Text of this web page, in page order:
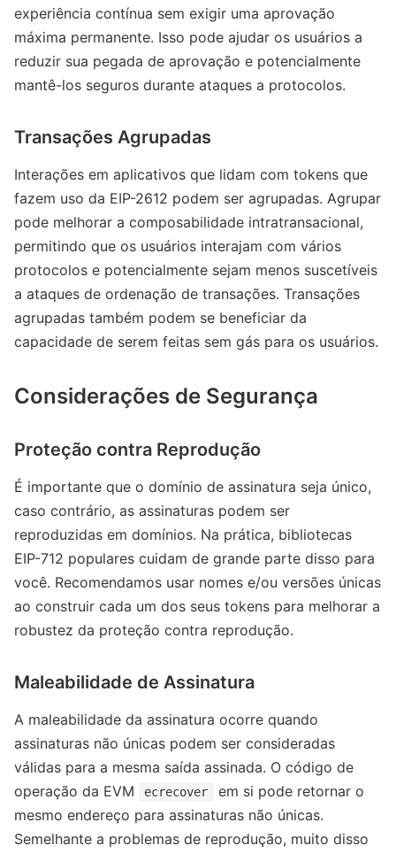
experiência contínua sem exigir uma aprovação
máxima permanente. Isso pode ajudar os usuários a
reduzir sua pegada de aprovação e potencialmente
mantê-los seguros durante ataques a protocolos.
Transações Agrupadas
Interações em aplicativos que lidam com tokens que
fazem uso da EIP-2612 podem ser agrupadas. Agrupar
pode melhorar a composabilidade intratransacional,
permitindo que os usuários interajam com vários
protocolos e potencialmente sejam menos suscetíveis
a ataques de ordenação de transações. Transações
agrupadas também podem se beneficiar da
capacidade de serem feitas sem gás para os usuários.
Considerações de Segurança
Proteção contra Reprodução
É importante que o domínio de assinatura seja único,
caso contrário, as assinaturas podem ser
reproduzidas em domínios. Na prática, bibliotecas
EIP-712 populares cuidam de grande parte disso para
você. Recomendamos usar nomes e/ou versões únicas
ao construir cada um dos seus tokens para melhorar a
robustez da proteção contra reprodução.
Maleabilidade de Assinatura
A maleabilidade da assinatura ocorre quando
assinaturas não únicas podem ser consideradas
válidas para a mesma saída assinada. O código de
operação da EVM
ecrecover
em si pode retornar o
mesmo endereço para assinaturas não únicas.
Semelhante a problemas de reprodução, muito disso